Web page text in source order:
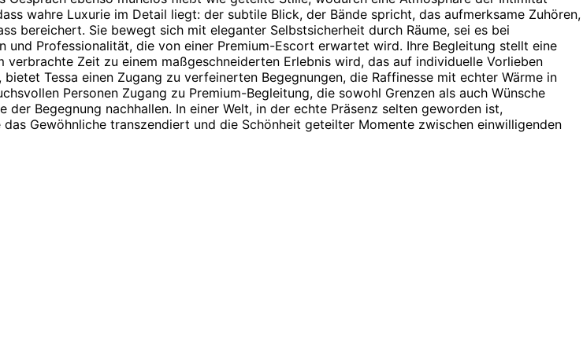
wahre Luxurie im Detail liegt: der subtile Blick, der Bände spricht, das aufmerksame Zuhören,
bereichert. Sie bewegt sich mit eleganter Selbstsicherheit durch Räume, sei es bei
Professionalität, die von einer Premium-Escort erwartet wird. Ihre Begleitung stellt eine
Zeit zu einem maßgeschneiderten Erlebnis wird, das auf individuelle Vorlieben
Tessa einen Zugang zu verfeinerten Begegnungen, die Raffinesse mit echter Wärme in
Personen Zugang zu Premium-Begleitung, die sowohl Grenzen als auch Wünsche
Begegnung nachhallen. In einer Welt, in der echte Präsenz selten geworden ist,
Gewöhnliche transzendiert und die Schönheit geteilter Momente zwischen einwilligenden